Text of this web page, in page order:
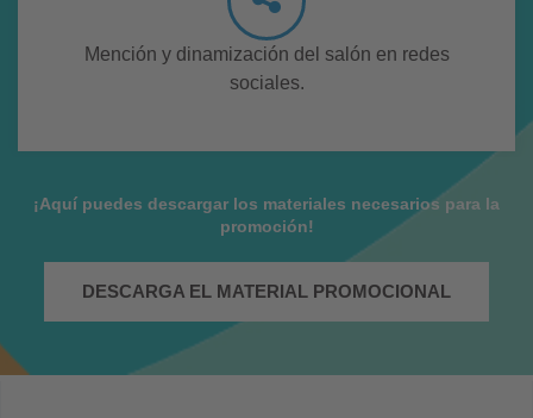
Mención y dinamización del salón en redes
sociales.
¡Aquí puedes descargar los materiales necesarios para la
promoción!
DESCARGA EL MATERIAL PROMOCIONAL